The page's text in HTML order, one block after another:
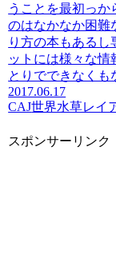
うことを最初っか
のはなかなか困難
り方の本もあるし
ットには様々な情
とりでできなくも
2017.06.17
CAJ世界水草レイ
スポンサーリンク